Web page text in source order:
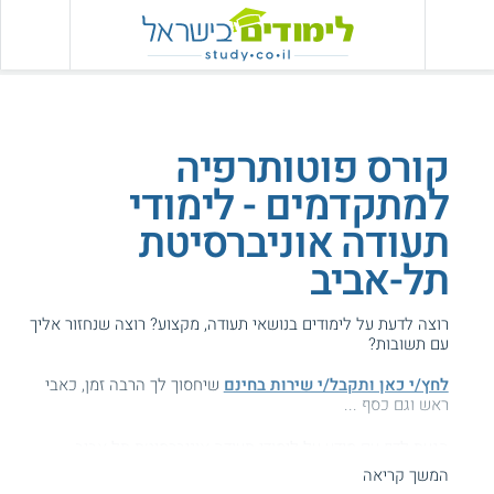
קורס פוטותרפיה
למתקדמים - לימודי
תעודה אוניברסיטת
תל-אביב
רוצה לדעת על לימודים בנושאי תעודה, מקצוע? רוצה שנחזור אליך
עם תשובות?
לחץ/י כאן ותקבל/י שירות בחינם שיחסוך לך הרבה זמן, כאבי
ראש וגם כסף ...
פוטותרפיה למתקדמים.
המשך קריאה